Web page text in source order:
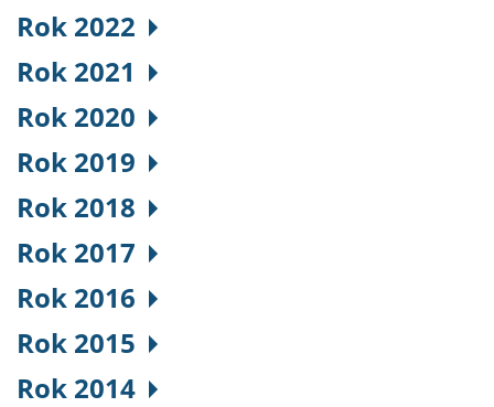
Rok 2022
Rok 2021
Rok 2020
Rok 2019
Rok 2018
Rok 2017
Rok 2016
Rok 2015
Rok 2014